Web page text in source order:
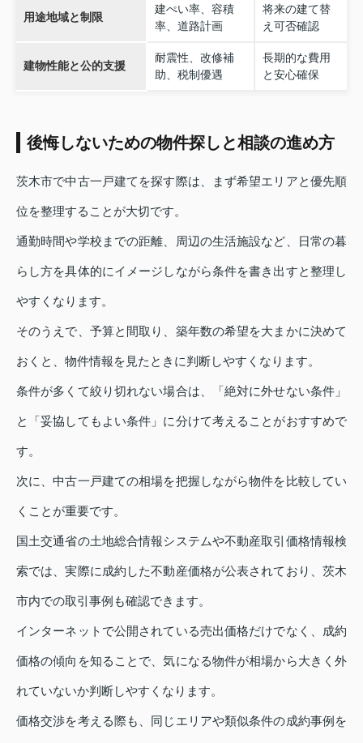
用途地域と制限
建ぺい率、容積
率、道路計画
将来の建て替
え可否確認
建物性能と公的支援
耐震性、改修補
助、税制優遇
長期的な費用
と安心確保
後悔しないための物件探しと相談の進め方
茨木市で中古一戸建てを探す際は、まず希望エリアと優先順
位を整理することが大切です。
通勤時間や学校までの距離、周辺の生活施設など、日常の暮
らし方を具体的にイメージしながら条件を書き出すと整理し
やすくなります。
そのうえで、予算と間取り、築年数の希望を大まかに決めて
おくと、物件情報を見たときに判断しやすくなります。
条件が多くて絞り切れない場合は、「絶対に外せない条件」
と「妥協してもよい条件」に分けて考えることがおすすめで
す。
次に、中古一戸建ての相場を把握しながら物件を比較してい
くことが重要です。
国土交通省の土地総合情報システムや不動産取引価格情報検
索では、実際に成約した不動産価格が公表されており、茨木
市内での取引事例も確認できます。
インターネットで公開されている売出価格だけでなく、成約
価格の傾向を知ることで、気になる物件が相場から大きく外
れていないか判断しやすくなります。
価格交渉を考える際も、同じエリアや類似条件の成約事例を